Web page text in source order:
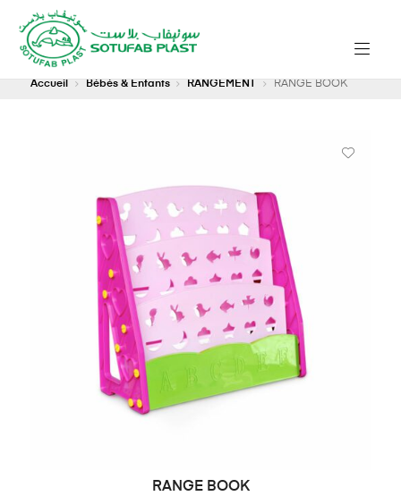
Accueil Bébés & Enfants RANGEMENT RANGE BOOK
RANGE BOOK